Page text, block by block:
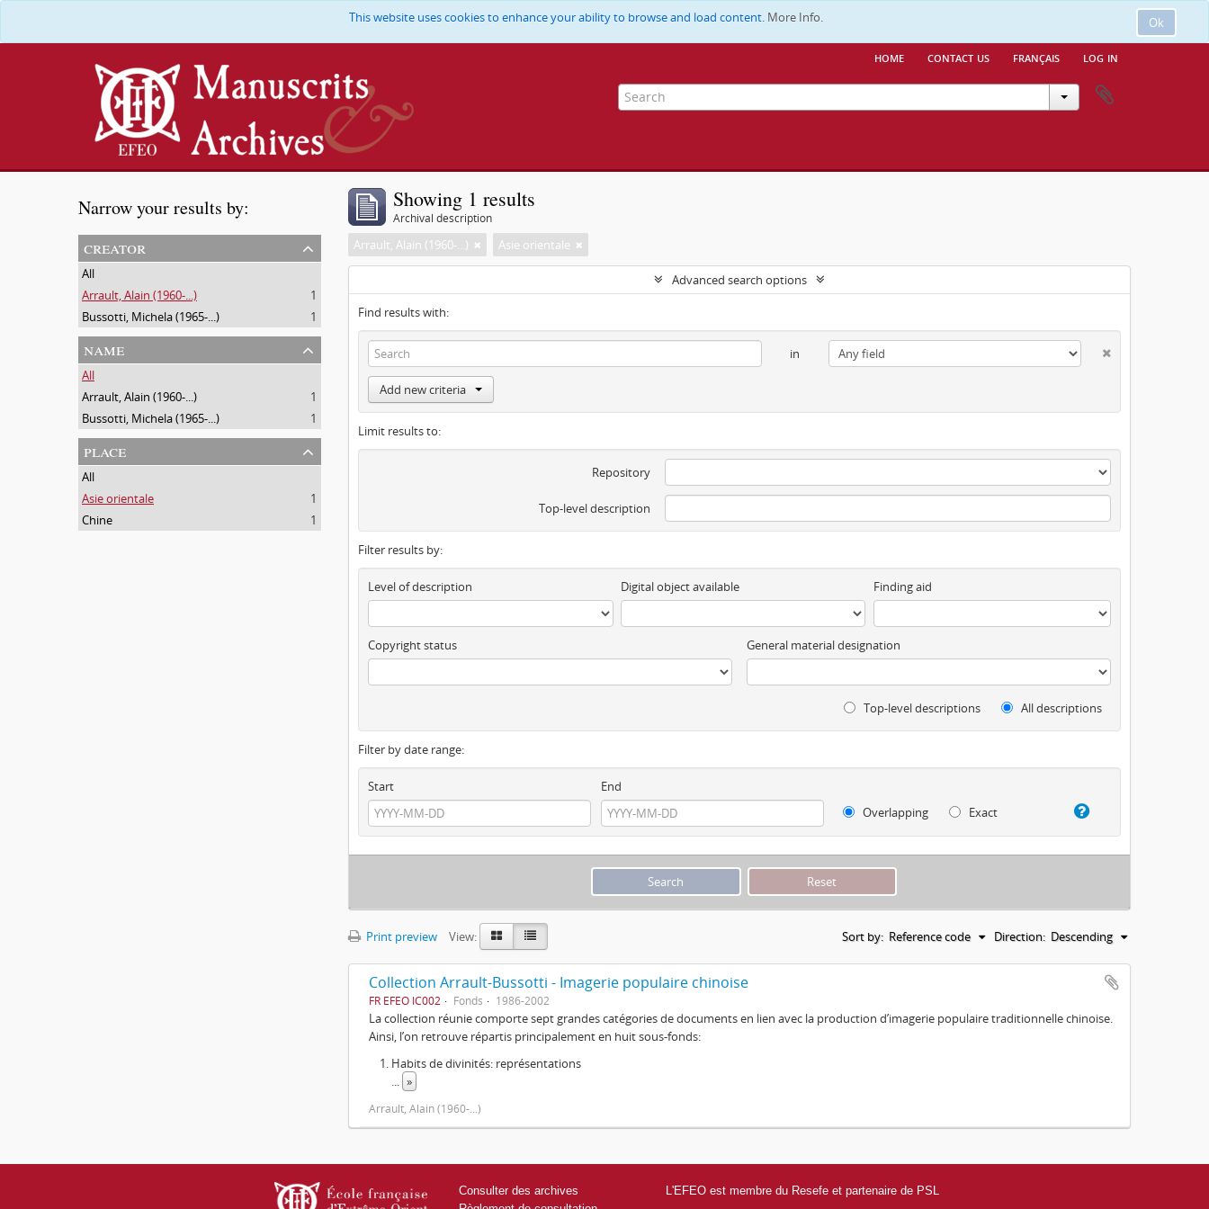
Ok
This website uses cookies to enhance your ability to browse and load content. More Info.
home contact us français log in
Narrow your results by:
creator
All
Arrault, Alain (1960-...)
1
Bussotti, Michela (1965-...)
1
name
All
Arrault, Alain (1960-...)
1
Bussotti, Michela (1965-...)
1
place
All
Asie orientale
1
Chine
1
Showing 1 results
Archival description
Arrault, Alain (1960-...) Asie orientale
Advanced search options
Find results with:
in
Add new criteria
Limit results to:
Repository
Top-level description
Filter results by:
Level of description Digital object available Finding aid
Copyright status General material designation
Top-level descriptions All descriptions
Filter by date range:
Start
End
Overlapping
Exact
Print preview View: Sort by: Reference code Direction: Descending
Collection Arrault-Bussotti - Imagerie populaire chinoise
FR EFEO IC002 Fonds 1986-2002
La collection réunie comporte sept grandes catégories de documents en lien avec la production d’imagerie populaire traditionnelle chinoise.
Ainsi, l’on retrouve répartis principalement en huit sous-fonds:
Habits de divinités: représentations
... »
Arrault, Alain (1960-...)
Consulter des archives
L'EFEO est membre du Resefe et partenaire de PSL